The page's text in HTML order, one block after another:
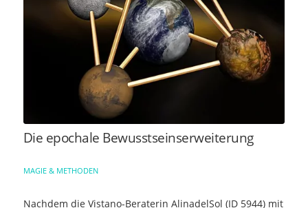
Die epochale Bewusstseinserweiterung
MAGIE & METHODEN
Nachdem die Vistano-Beraterin AlinadelSol (ID 5944) mit